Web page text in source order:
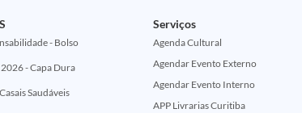
- Bolso
- Capa Dura
Saudáveis
Serviços
Agenda Cultural
Agendar Evento Externo
Agendar Evento Interno
APP Livrarias Curitiba